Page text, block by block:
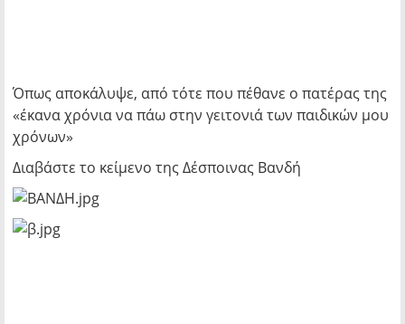
Όπως αποκάλυψε, από τότε που πέθανε ο πατέρας της
«έκανα χρόνια να πάω στην γειτονιά των παιδικών μου
χρόνων»
Διαβάστε το κείμενο της Δέσποινας Βανδή